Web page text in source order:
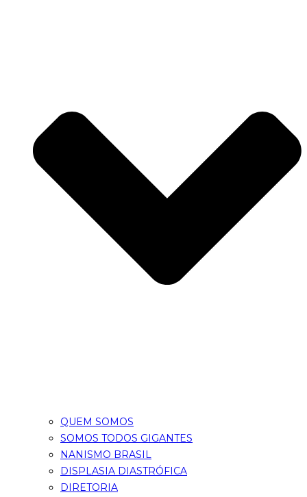
QUEM SOMOS
SOMOS TODOS GIGANTES
NANISMO BRASIL
DISPLASIA DIASTRÓFICA
DIRETORIA